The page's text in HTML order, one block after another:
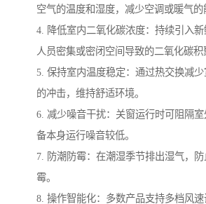
空气的温度和湿度，减少空调或暖气的
4. 降低室内二氧化碳浓度：持续引入
人员密集或密闭空间导致的二氧化碳积
5. 保持室内温度稳定：通过热交换减
的冲击，维持舒适环境。
6. 减少噪音干扰：关窗运行时可阻隔
备本身运行噪音较低。
7. 防潮防霉：在潮湿季节排出湿气，
霉。
8. 操作智能化：多数产品支持多档风